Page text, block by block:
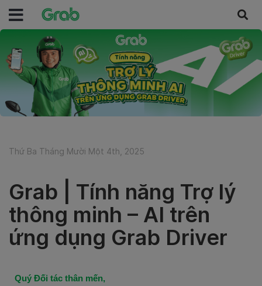
Thứ Ba Tháng Mười Một 4th, 2025
Grab | Tính năng Trợ lý
thông minh – AI trên
ứng dụng Grab Driver
Quý Đối tác thân mến,